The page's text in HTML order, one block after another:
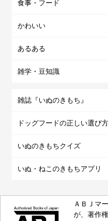
食事・フード
かわいい
あるある
雑学・豆知識
雑誌『いぬのきもち』
ドッグフードの正しい選び方
いぬのきもちクイズ
いぬ・ねこのきもちアプリ
ＡＢＪマ
が、著作